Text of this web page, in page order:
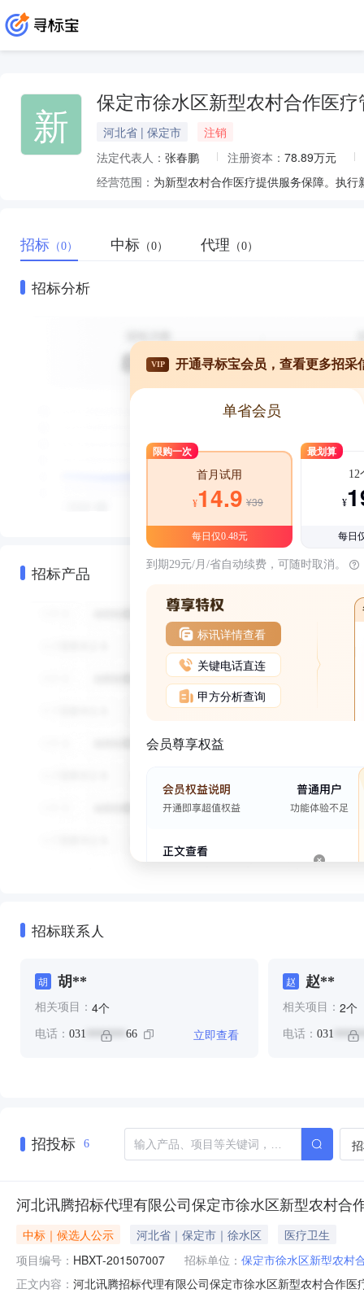
新 保定市徐水区新型农村合作医疗
河北省 | 保定市
注销
法定代表人： 张春鹏 注册资本： 78.89万元
经营范围： 为新型农村合作医疗提供服务保障。执
招标 （0） 中标 （0） 代理 （0）
招标分析
招标产品
VIP 开通寻标宝会员，查看更多招采
单省会员
限购一次
首月试用
¥14.9 ¥39
每日仅0.48元
最划算
12
¥
每日
到期29元/月/省自动续费，可随时取消。
标讯详情查看
关键电话直连
甲方分析查询
会员尊享权益
招标联系人
胡 胡**
相关项目： 4个
电话： 031 ******* 66 立即查看
赵 赵**
相关项目： 2个
电话： 031
招投标 6
河北讯腾招标代理有限公司保定市徐水区新型农村
中标｜候选人公示 河北省｜保定市｜徐水区
医疗卫生
项目编号： HBXT-201507007 招标单位： 保定市徐水区新型农村
正文内容： 河北讯腾招标代理有限公司保定市徐水区新型农村合作